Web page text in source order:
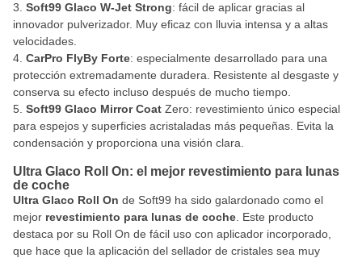
Soft99 Glaco W-Jet Strong: fácil de aplicar gracias al
innovador pulverizador. Muy eficaz con lluvia intensa y a altas
velocidades.
CarPro FlyBy Forte: especialmente desarrollado para una
protección extremadamente duradera. Resistente al desgaste y
conserva su efecto incluso después de mucho tiempo.
Soft99 Glaco Mirror Coat Zero: revestimiento único especial
para espejos y superficies acristaladas más pequeñas. Evita la
condensación y proporciona una visión clara.
Ultra Glaco Roll On: el mejor revestimiento para lunas
de coche
Ultra Glaco Roll On de Soft99 ha sido galardonado como el
mejor revestimiento para lunas de coche . Este producto
destaca por su Roll On de fácil uso con aplicador incorporado,
que hace que la aplicación del sellador de cristales sea muy